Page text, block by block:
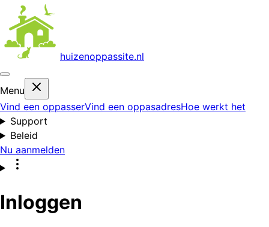
huizenoppassite.nl
Menu
Vind een oppasserVind een oppasadresHoe werkt het
Support
Beleid
Nu aanmelden
Inloggen